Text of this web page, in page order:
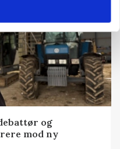
og
mod ny